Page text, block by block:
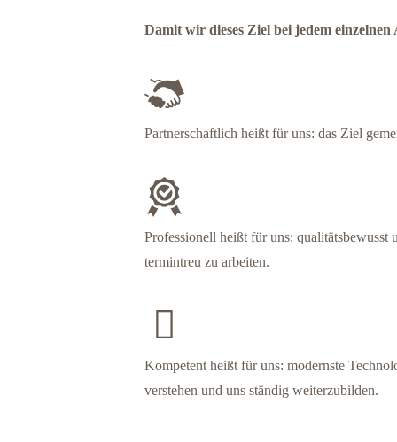
Damit wir dieses Ziel bei jedem
Partnerschaftlich heißt für uns: das Ziel
Professionell heißt für uns: qualitätsbewusst
termintreu zu arbeiten.
Kompetent heißt für uns: modernste
verstehen und uns ständig weiterzubilden.